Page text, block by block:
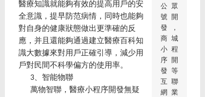
醫療知識就能夠有效的提高用戶的安
全意識，提早防范病情，同時也能夠
對自身的健康狀態做出更準確的反
應，并且還能夠通過建立醫療百科知
識大數據來對用戶正確引導，減少用
戶對民間不科學偏方的使用率。
3、智能物聯
萬物智聯，醫療小程序開發無疑
公眾
號開
發，
商城
小程
序開
發等
互聯
網業